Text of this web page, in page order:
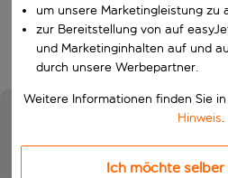
Suchen
um unsere Marketingleistung zu
zur Bereitstellung von auf
und Marketinginhalten auf und
durch unsere Werbepartner.
Weitere Informationen finden Sie
Hinweis.
Ich möchte selber